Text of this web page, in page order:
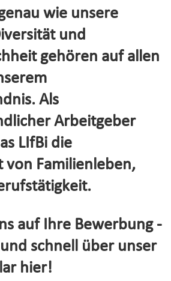
wie unsere
und
gehören auf allen
Als
Arbeitgeber
LIfBi die
von Familienleben,
auf Ihre Bewerbung -
schnell über unser
hier!